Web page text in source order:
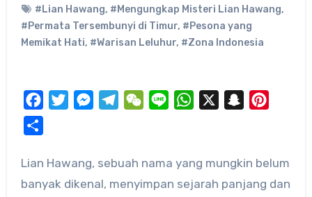
#Lian Hawang, #Mengungkap Misteri Lian Hawang,
#Permata Tersembunyi di Timur, #Pesona yang
Memikat Hati, #Warisan Leluhur, #Zona Indonesia
FacebookTwitterMessengerTelegramWeChat
Line WhatsApp Snapchat
Lian Hawang, sebuah nama yang mungkin belum
banyak dikenal, menyimpan sejarah panjang dan